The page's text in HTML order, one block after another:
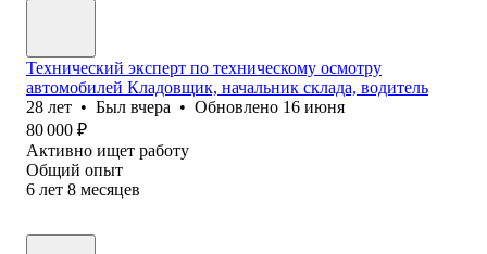
Технический эксперт по техническому осмотру
автомобилей Кладовщик, начальник склада, водитель
28 лет • Был вчера • Обновлено 16 июня
80 000 ₽
Активно ищет работу
Общий опыт
6 лет 8 месяцев